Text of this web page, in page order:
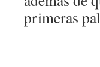
primeras